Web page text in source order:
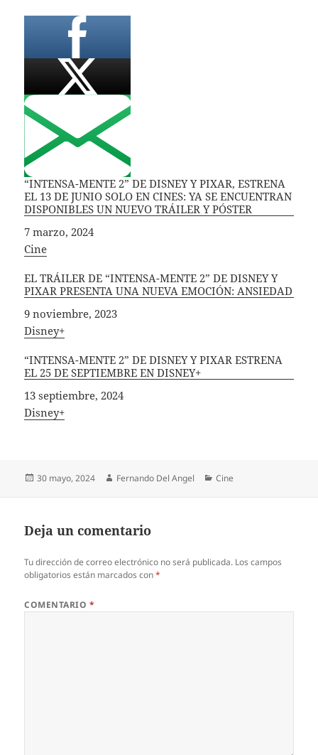
“INTENSA-MENTE 2” DE DISNEY Y PIXAR, ESTRENA
EL 13 DE JUNIO SOLO EN CINES: YA SE ENCUENTRAN
DISPONIBLES UN NUEVO TRÁILER Y PÓSTER
Fecha
7 marzo, 2024
In relation to
Cine
EL TRÁILER DE “INTENSA-MENTE 2” DE DISNEY Y
PIXAR PRESENTA UNA NUEVA EMOCIÓN: ANSIEDAD
Fecha
9 noviembre, 2023
In relation to
Disney+
“INTENSA-MENTE 2” DE DISNEY Y PIXAR ESTRENA
EL 25 DE SEPTIEMBRE EN DISNEY+
Fecha
13 septiembre, 2024
In relation to
Disney+
Publicado
30 mayo, 2024 Autor
Fernando Del Angel Categorías
Cine
Deja un comentario
Tu dirección de correo electrónico no será publicada. Los campos
obligatorios están marcados con*
COMENTARIO *